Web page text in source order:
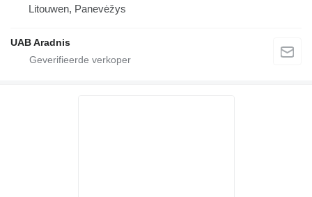
Litouwen, Panevėžys
UAB Aradnis